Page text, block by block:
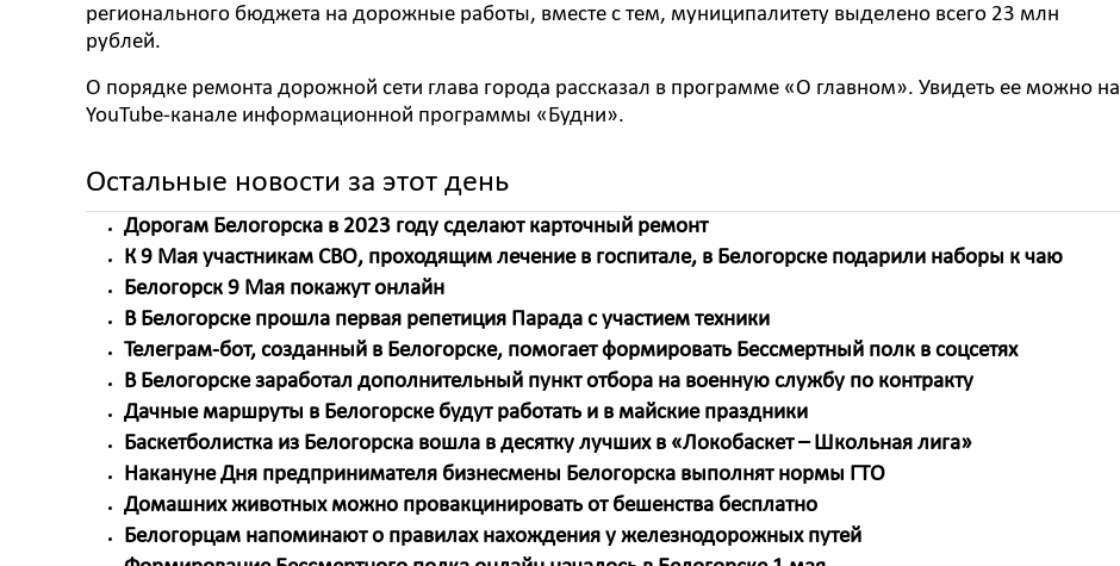
регионального бюджета на дорожные работы, вместе с тем, муниципалитету выделено всего 23 млн
рублей.
О порядке ремонта дорожной сети глава города рассказал в программе «О главном». Увидеть ее можно на
YouTube-канале информационной программы «Будни».
Остальные новости за этот день
Дорогам Белогорска в 2023 году сделают карточный ремонт
К 9 Мая участникам СВО, проходящим лечение в госпитале, в Белогорске подарили наборы к чаю
Белогорск 9 Мая покажут онлайн
В Белогорске прошла первая репетиция Парада с участием техники
Телеграм-бот, созданный в Белогорске, помогает формировать Бессмертный полк в соцсетях
В Белогорске заработал дополнительный пункт отбора на военную службу по контракту
Дачные маршруты в Белогорске будут работать и в майские праздники
Баскетболистка из Белогорска вошла в десятку лучших в «Локобаскет – Школьная лига»
Накануне Дня предпринимателя бизнесмены Белогорска выполнят нормы ГТО
Домашних животных можно провакцинировать от бешенства бесплатно
Белогорцам напоминают о правилах нахождения у железнодорожных путей